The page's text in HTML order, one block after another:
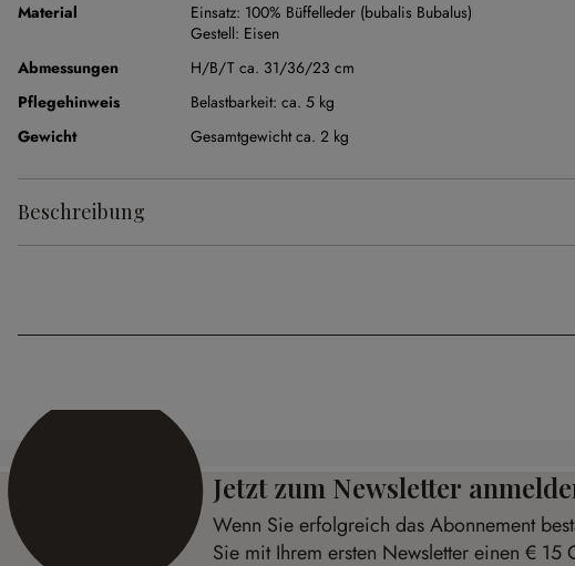
Material
Einsatz: 100% Büffelleder (bubalis Bubalus)
Gestell: Eisen
Abmessungen
H/B/T ca. 31/36/23 cm
Pflegehinweis
Belastbarkeit: ca. 5 kg
Gewicht
Gesamtgewicht ca. 2 kg
Beschreibung
Jetzt zum Newsletter
Wenn Sie erfolgreich das Abonnement
Sie mit Ihrem ersten Newsletter einen € 15